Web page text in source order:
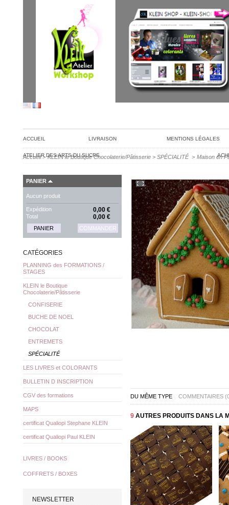
ACCUEIL LIVRAISON MENTIONS LÉGALES
ATELIER DES ARTS DU SUCRE
Accueil > KLEIN le Boutique Chocolaterie/Pâtisserie > SPÉCIALITÉ > Maison en
DU MÊME TYPE COMMENTAIRES
9 AUTRES PRODUITS DANS LA
PANIER
Aucun produit
Expédition 0,00 €
Total 0,00 €
PANIER COMMANDER
CATÉGORIES
PLANNING des FORMATIONS /
STAGES
KLEIN le Boutique
Chocolaterie/Pâtisserie
CONFISERIE
BUCHE DE NOEL
CHOCOLAT
ENTREMETS
SPÉCIALITÉ
LES LIVRES et COLORANTS
BULLETIN D INSCRIPTION
CGV des formations
MAPS
certificat Qualiopi Stephane KLEIN
certificat Qualiopi Paul KLEIN
LIVRES / BOOKS
COFFRETS / BOXES
NEWSLETTER